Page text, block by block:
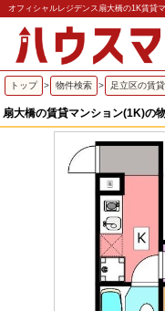
オフィシャルレジデンス扇大橋の1K賃貸
トップ > 物件検索 > 足立区の賃
扇大橋の賃貸マンション(1K)の